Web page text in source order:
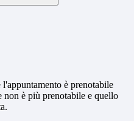
è prenotabile
è più prenotabile e quello